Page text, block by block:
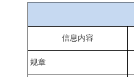
信息内容
规章